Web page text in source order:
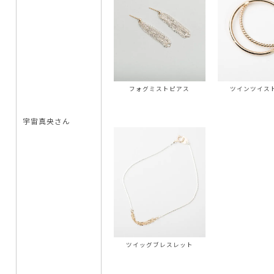
宇宙真央さん
フォグミストピアス ツインツイス
ツイッグブレスレット